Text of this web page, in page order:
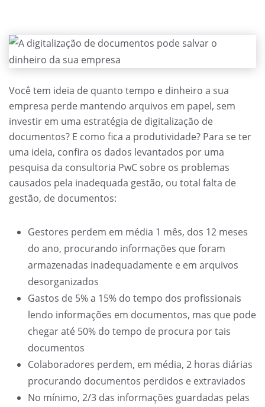
Você tem ideia de quanto tempo e dinheiro a sua
empresa perde mantendo arquivos em papel, sem
investir em uma estratégia de digitalização de
documentos? E como fica a produtividade? Para se ter
uma ideia, confira os dados levantados por uma
pesquisa da consultoria PwC sobre os problemas
causados pela inadequada gestão, ou total falta de
gestão, de documentos:
Gestores perdem em média 1 mês, dos 12 meses
do ano, procurando informações que foram
armazenadas inadequadamente e em arquivos
desorganizados
Gastos de 5% a 15% do tempo dos profissionais
lendo informações em documentos, mas que pode
chegar até 50% do tempo de procura por tais
documentos
Colaboradores perdem, em média, 2 horas diárias
procurando documentos perdidos e extraviados
No mínimo, 2/3 das informações guardadas pelas